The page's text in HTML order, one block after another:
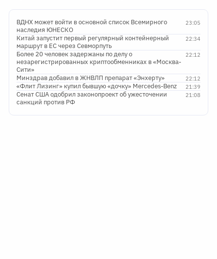
23:05
ВДНХ может войти в основной список Всемирного
наследия ЮНЕСКО
22:34
Китай запустит первый регулярный контейнерный
маршрут в ЕС через Севморпуть
22:12
Более 20 человек задержаны по делу о
незарегистрированных криптообменниках в «Москва-
Сити»
22:12
Минздрав добавил в ЖНВЛП препарат «Энхерту»
21:39
«Флит Лизинг» купил бывшую «дочку» Mercedes-Benz
21:08
Сенат США одобрил законопроект об ужесточении
санкций против РФ